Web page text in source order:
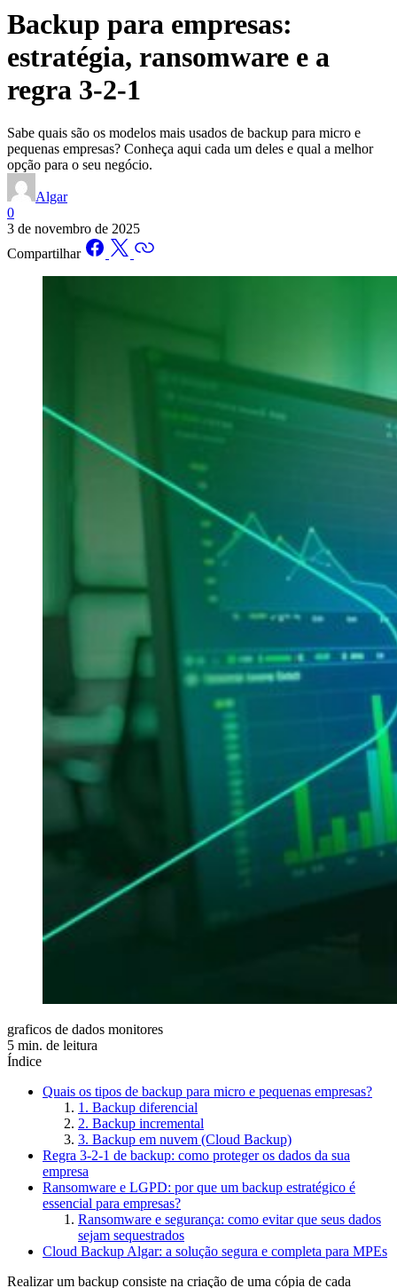
Backup para empresas:
estratégia, ransomware e a
regra 3-2-1
Sabe quais são os modelos mais usados de backup para micro e
pequenas empresas? Conheça aqui cada um deles e qual a melhor
opção para o seu negócio.
Algar
0
3 de novembro de 2025
Compartilhar
graficos de dados monitores
5 min. de leitura
Índice
Quais os tipos de backup para micro e pequenas empresas?
1. Backup diferencial
2. Backup incremental
3. Backup em nuvem (Cloud Backup)
Regra 3-2-1 de backup: como proteger os dados da sua
empresa
Ransomware e LGPD: por que um backup estratégico é
essencial para empresas?
Ransomware e segurança: como evitar que seus dados
sejam sequestrados
Cloud Backup Algar: a solução segura e completa para MPEs
Realizar um backup consiste na criação de uma cópia de cada